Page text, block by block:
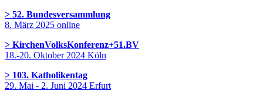
> 52. Bundesversammlung
8. März 2025 online
> KirchenVolksKonferenz+51.BV
18.-20. Oktober 2024 Köln
> 103. Katholikentag
29. Mai - 2. Juni 2024 Erfurt